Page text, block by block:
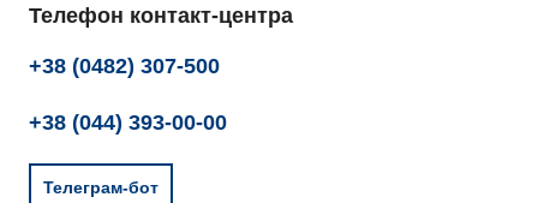
Телефон контакт-центра
+38 (0482) 307-500
+38 (044) 393-00-00
Телеграм-бот